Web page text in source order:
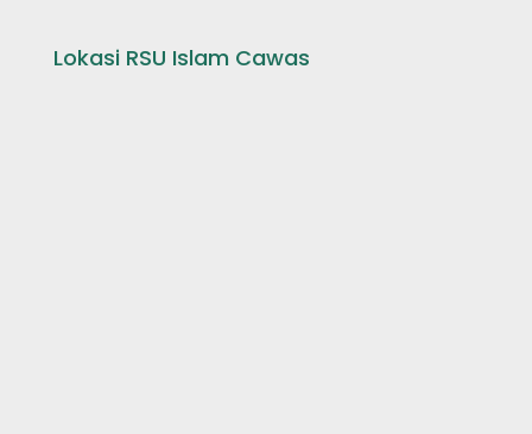
Lokasi RSU Islam Cawas